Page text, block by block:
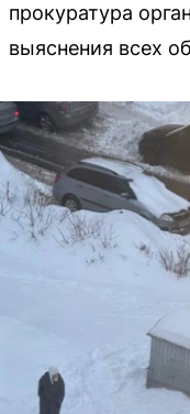
прокуратура
выяснения всех